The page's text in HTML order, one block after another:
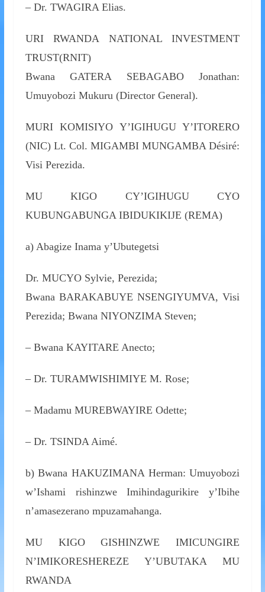
– Dr. TWAGIRA Elias.
URI RWANDA NATIONAL INVESTMENT
TRUST(RNIT)
Bwana GATERA SEBAGABO Jonathan:
Umuyobozi Mukuru (Director General).
MURI KOMISIYO Y’IGIHUGU Y’ITORERO
(NIC) Lt. Col. MIGAMBI MUNGAMBA Désiré:
Visi Perezida.
MU KIGO CY’IGIHUGU CYO
KUBUNGABUNGA IBIDUKIKIJE (REMA)
a) Abagize Inama y’Ubutegetsi
Dr. MUCYO Sylvie, Perezida;
Bwana BARAKABUYE NSENGIYUMVA, Visi
Perezida; Bwana NIYONZIMA Steven;
– Bwana KAYITARE Anecto;
– Dr. TURAMWISHIMIYE M. Rose;
– Madamu MUREBWAYIRE Odette;
– Dr. TSINDA Aimé.
b) Bwana HAKUZIMANA Herman: Umuyobozi
w’Ishami rishinzwe Imihindagurikire y’Ibihe
n’amasezerano mpuzamahanga.
MU KIGO GISHINZWE IMICUNGIRE
N’IMIKORESHEREZE Y’UBUTAKA MU
RWANDA